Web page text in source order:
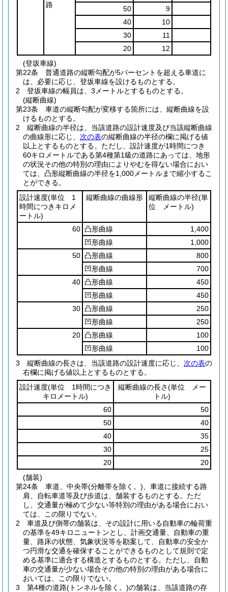
路
50
9
40
10
30
11
20
12
(登坂車線)
第22条
普通道路の縦断勾配が5パーセントを超える車道に
は、必要に応じ、登坂車線を設けるものとする。
2
登坂車線の幅員は、3メートルとするものとする。
(縦断曲線)
第23条
車道の縦断勾配が変移する箇所には、縦断曲線を設
けるものとする。
2
縦断曲線の半径は、当該道路の設計速度及び当該縦断曲線
の曲線形に応じ、 次の表の縦断曲線の半径の欄に掲げる値
以上とするものとする。 ただし、設計速度が1時間につき
60キロメートルである第4種第1級の道路にあっては、地形
の状況その他の特別の理由によりやむを得ない場合におい
ては、凸形縦断曲線の半径を1,000メートルまで縮小するこ
とができる。
設計速度(単位 1
時間につきキロメ
ートル)
縦断曲線の曲線形 縦断曲線の半径(単
位 メートル)
60 凸形曲線
1,400
凹形曲線
1,000
50 凸形曲線
800
凹形曲線
700
40 凸形曲線
450
凹形曲線
450
30 凸形曲線
250
凹形曲線
250
20 凸形曲線
100
凹形曲線
100
3
縦断曲線の長さは、当該道路の設計速度に応じ、 次の表の
右欄に掲げる値以上とするものとする。
設計速度(単位 1時間につき
キロメートル)
縦断曲線の長さ(単位 メー
トル)
60
50
50
40
40
35
30
25
20
20
(舗装)
第24条
車道、中央帯(分離帯を除く。) 、車道に接続する路
肩、自転車道等及び歩道は、舗装するものとする。 ただ
し、交通量が極めて少ない等特別の理由がある場合におい
ては、この限りでない。
2
車道及び側帯の舗装は、その設計に用いる自動車の輪荷重
の基準を49キロニュートンとし、計画交通量、自動車の重
量、路床の状態、気象状況等を勘案して、自動車の安全か
つ円滑な交通を確保することができるものとして規則で定
める基準に適合する構造とするものとする。 ただし、自動
車の交通量が少ない場合その他の特別の理由がある場合に
おいては、この限りでない。
3
第4種の道路(トンネルを除く。)の舗装は、当該道路の存